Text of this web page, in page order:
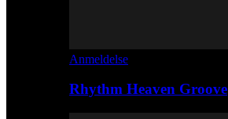
Anmeldelse
Rhythm Heaven Groove